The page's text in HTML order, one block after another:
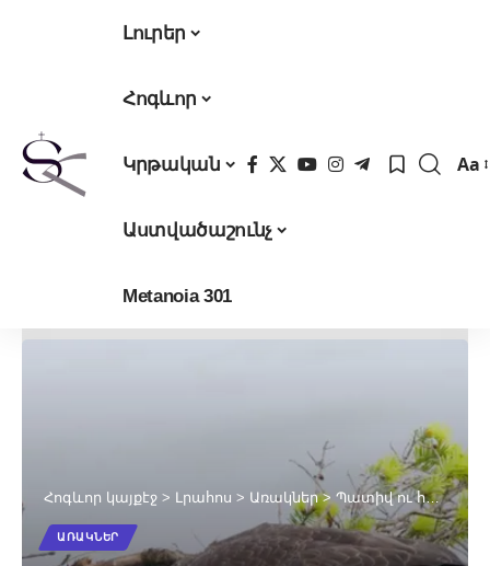
Լուրեր
Հոգևոր
Կրթական
Աստվածաշունչ
Metanoia 301
Aa
Հոգևոր կայքէջ > Լրահոս > Առակներ> Պատիվ ու հարգանք ձեռք են բերում ոչ թե ուժով, այլ մեծահոգությամբ
ԱՌԱԿՆԵՐ